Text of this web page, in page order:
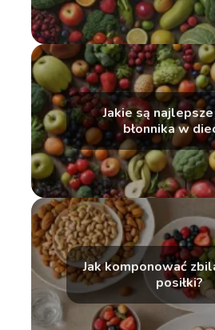
Jakie są najlepsze
błonnika w
Jak komponować
posiłki?